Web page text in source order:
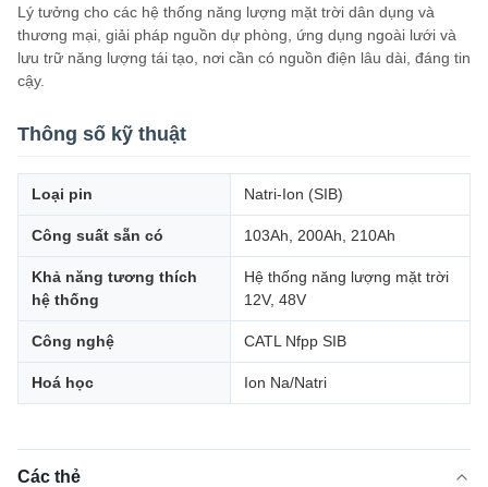
Lý tưởng cho các hệ thống năng lượng mặt trời dân dụng và
thương mại, giải pháp nguồn dự phòng, ứng dụng ngoài lưới và
lưu trữ năng lượng tái tạo, nơi cần có nguồn điện lâu dài, đáng tin
cậy.
Thông số kỹ thuật
Loại pin Natri-Ion (SIB)
Công suất sẵn có 103Ah, 200Ah, 210Ah
Khả năng tương thích
hệ thống
Hệ thống năng lượng mặt trời
12V, 48V
Công nghệ CATL Nfpp SIB
Hoá học Ion Na/Natri
Các thẻ